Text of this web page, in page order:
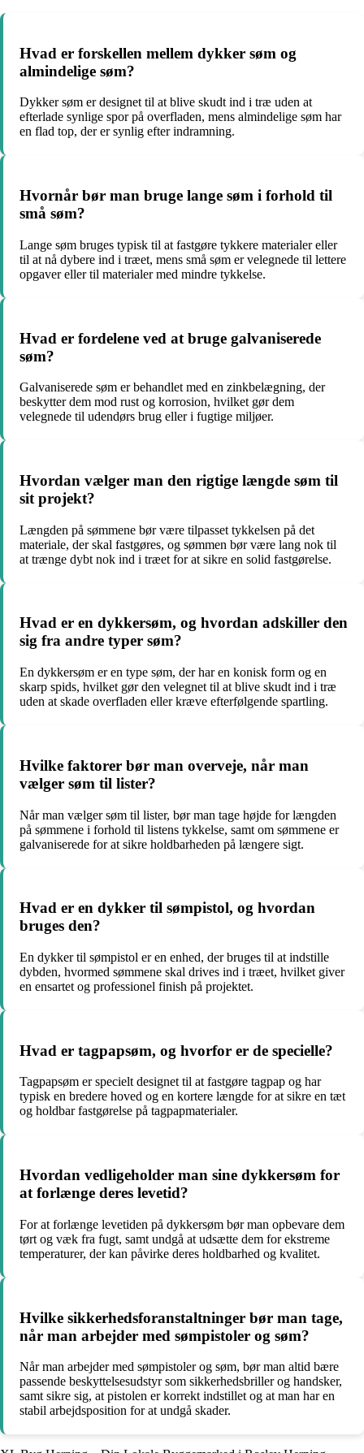
Hvad er forskellen mellem dykker søm og
almindelige søm?
Dykker søm er designet til at blive skudt ind i træ uden at
efterlade synlige spor på overfladen, mens almindelige søm har
en flad top, der er synlig efter indramning.
Hvornår bør man bruge lange søm i forhold til
små søm?
Lange søm bruges typisk til at fastgøre tykkere materialer eller
til at nå dybere ind i træet, mens små søm er velegnede til lettere
opgaver eller til materialer med mindre tykkelse.
Hvad er fordelene ved at bruge galvaniserede
søm?
Galvaniserede søm er behandlet med en zinkbelægning, der
beskytter dem mod rust og korrosion, hvilket gør dem
velegnede til udendørs brug eller i fugtige miljøer.
Hvordan vælger man den rigtige længde søm til
sit projekt?
Længden på sømmene bør være tilpasset tykkelsen på det
materiale, der skal fastgøres, og sømmen bør være lang nok til
at trænge dybt nok ind i træet for at sikre en solid fastgørelse.
Hvad er en dykkersøm, og hvordan adskiller den
sig fra andre typer søm?
En dykkersøm er en type søm, der har en konisk form og en
skarp spids, hvilket gør den velegnet til at blive skudt ind i træ
uden at skade overfladen eller kræve efterfølgende spartling.
Hvilke faktorer bør man overveje, når man
vælger søm til lister?
Når man vælger søm til lister, bør man tage højde for længden
på sømmene i forhold til listens tykkelse, samt om sømmene er
galvaniserede for at sikre holdbarheden på længere sigt.
Hvad er en dykker til sømpistol, og hvordan
bruges den?
En dykker til sømpistol er en enhed, der bruges til at indstille
dybden, hvormed sømmene skal drives ind i træet, hvilket giver
en ensartet og professionel finish på projektet.
Hvad er tagpapsøm, og hvorfor er de specielle?
Tagpapsøm er specielt designet til at fastgøre tagpap og har
typisk en bredere hoved og en kortere længde for at sikre en tæt
og holdbar fastgørelse på tagpapmaterialer.
Hvordan vedligeholder man sine dykkersøm for
at forlænge deres levetid?
For at forlænge levetiden på dykkersøm bør man opbevare dem
tørt og væk fra fugt, samt undgå at udsætte dem for ekstreme
temperaturer, der kan påvirke deres holdbarhed og kvalitet.
Hvilke sikkerhedsforanstaltninger bør man tage,
når man arbejder med sømpistoler og søm?
Når man arbejder med sømpistoler og søm, bør man altid bære
passende beskyttelsesudstyr som sikkerhedsbriller og handsker,
samt sikre sig, at pistolen er korrekt indstillet og at man har en
stabil arbejdsposition for at undgå skader.